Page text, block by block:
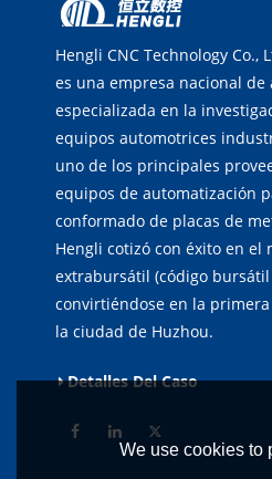
Hengli CNC Technology Co.,
es una empresa nacional de
especializada en la
equipos automotrices
uno de los principales
equipos de automatización
conformado de placas de
Hengli cotizó con éxito en el
extrabursátil (código bursátil
convirtiéndose en la
la ciudad de Huzhou.
Detalles Del Caso
We use cookies to